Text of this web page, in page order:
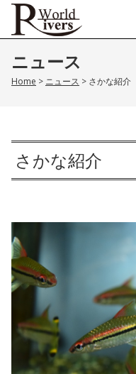
ニュース
Home > ニュース > さかな紹介
さかな紹介